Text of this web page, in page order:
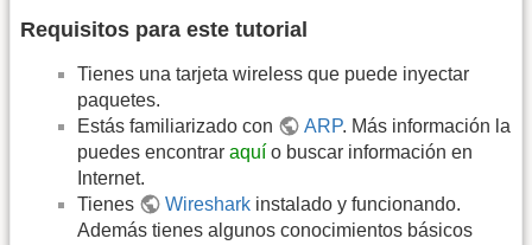
Requisitos para este tutorial
Tienes una tarjeta wireless que puede inyectar
paquetes.
Estás familiarizado con
ARP. Más información la
puedes encontrar aquí o buscar información en
Internet.
Tienes
Wireshark instalado y funcionando.
Además tienes algunos conocimientos básicos